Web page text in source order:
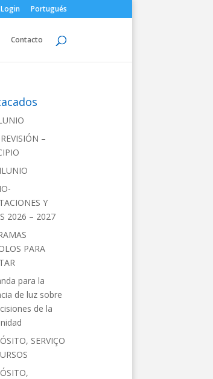
Login Portugués
Contacto
–
Y
2026 – 2027
PARA
para la
de luz sobre
de la
SERVIÇO